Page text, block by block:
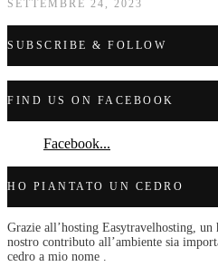
SETTEMBRE 24, 2023
SUBSCRIBE & FOLLOW
FIND US ON FACEBOOK
Facebook...
HO PIANTATO UN CEDRO
Grazie all’hosting Easytravelhosting, un
nostro contributo all’ambiente sia
cedro a mio nome .